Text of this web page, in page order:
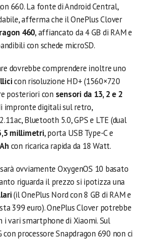
660. La fonte di Android Central,
afferma che il OnePlus Clover
460, affiancato da 4 GB di RAM e
con schede microSD.
dovrebbe comprendere inoltre uno
con risoluzione HD+ (1560×720
posteriori con sensori da 13, 2 e 2
impronte digitali sul retro,
Bluetooth 5.0, GPS e LTE (dual
millimetri, porta USB Type-C e
con ricarica rapida da 18 Watt.
ovviamente OxygenOS 10 basato
riguarda il prezzo si ipotizza una
(il OnePlus Nord con 8 GB di RAM e
399 euro). OnePlus Clover potrebbe
i vari smartphone di Xiaomi. Sul
processore Snapdragon 690 non ci